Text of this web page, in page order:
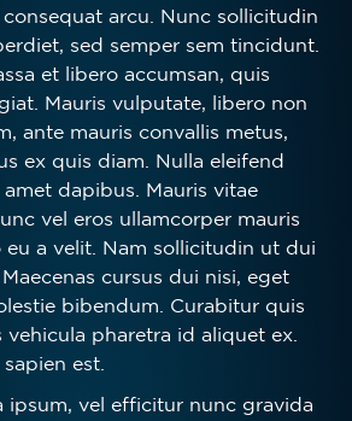
arcu. Nunc sollicitudin
sed semper sem tincidunt.
et libero accumsan, quis
Mauris vulputate, libero non
ante mauris convallis metus,
ex quis diam. Nulla eleifend
dapibus. Mauris vitae
vel eros ullamcorper mauris
a velit. Nam sollicitudin ut dui
cursus dui nisi, eget
bibendum. Curabitur quis
vehicula pharetra id aliquet ex.
est.
ipsum, vel efficitur nunc gravida